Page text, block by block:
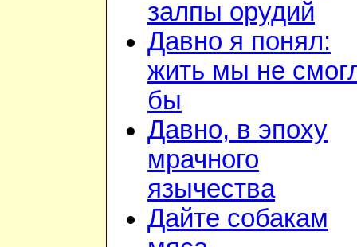
залпы орудий
Давно я понял:
жить мы не
бы
Давно, в эпоху
мрачного
язычества
Дайте собакам